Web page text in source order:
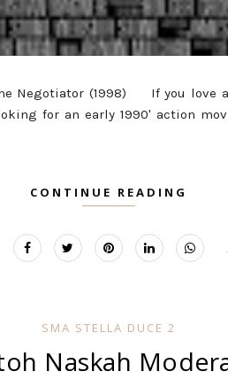
Negotiator (1998) If you love
for an early 1990' action
CONTINUE READING
SMA STELLA DUCE 2
Naskah